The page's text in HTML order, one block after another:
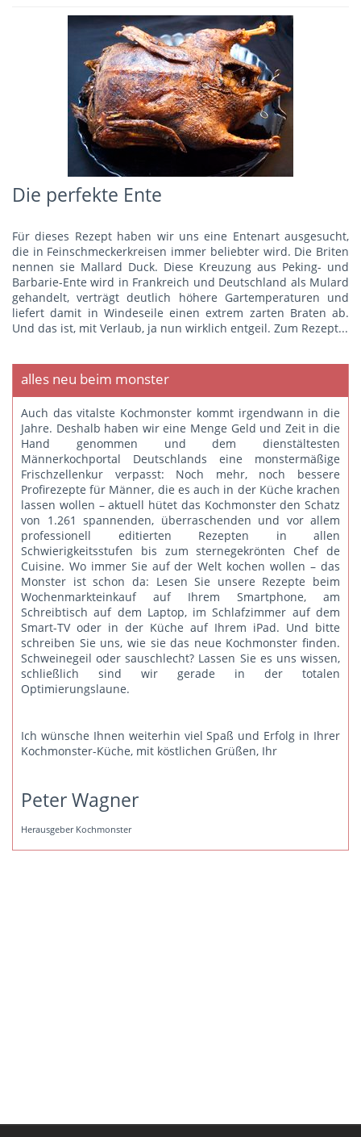
Die perfekte Ente
Für dieses Rezept haben wir uns eine Entenart ausgesucht,
die in Feinschmeckerkreisen immer beliebter wird. Die Briten
nennen sie Mallard Duck. Diese Kreuzung aus Peking- und
Barbarie-Ente wird in Frankreich und Deutschland als Mulard
gehandelt, verträgt deutlich höhere Gartemperaturen und
liefert damit in Windeseile einen extrem zarten Braten ab.
Und das ist, mit Verlaub, ja nun wirklich entgeil. Zum Rezept...
alles neu beim monster
Auch das vitalste Kochmonster kommt irgendwann in die
Jahre. Deshalb haben wir eine Menge Geld und Zeit in die
Hand genommen und dem dienstältesten
Männerkochportal Deutschlands eine monstermäßige
Frischzellenkur verpasst: Noch mehr, noch bessere
Profirezepte für Männer, die es auch in der Küche krachen
lassen wollen – aktuell hütet das Kochmonster den Schatz
von 1.261 spannenden, überraschenden und vor allem
professionell editierten Rezepten in allen
Schwierigkeitsstufen bis zum sternegekrönten Chef de
Cuisine. Wo immer Sie auf der Welt kochen wollen – das
Monster ist schon da: Lesen Sie unsere Rezepte beim
Wochenmarkteinkauf auf Ihrem Smartphone, am
Schreibtisch auf dem Laptop, im Schlafzimmer auf dem
Smart-TV oder in der Küche auf Ihrem iPad. Und bitte
schreiben Sie uns, wie sie das neue Kochmonster finden.
Schweinegeil oder sauschlecht? Lassen Sie es uns wissen,
schließlich sind wir gerade in der totalen
Optimierungslaune.
Ich wünsche Ihnen weiterhin viel Spaß und Erfolg in Ihrer
Kochmonster-Küche, mit köstlichen Grüßen, Ihr
Peter Wagner
Herausgeber Kochmonster